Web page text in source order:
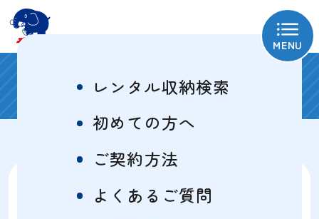
MENU
レンタル収納検索
初めての方へ
ご契約方法
よくあるご質問
ご利用事例
消耗品のストックや普段使わな